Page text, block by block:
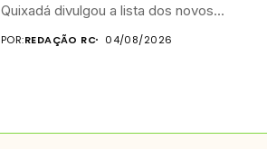
Quixadá divulgou a lista dos novos...
POR:REDAÇÃO RC 04/08/2026